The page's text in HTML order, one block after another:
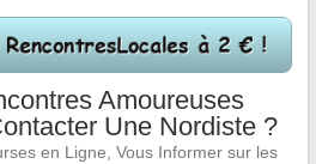
Amoureuses
Une Nordiste ?
en Ligne, Vous Informer sur les